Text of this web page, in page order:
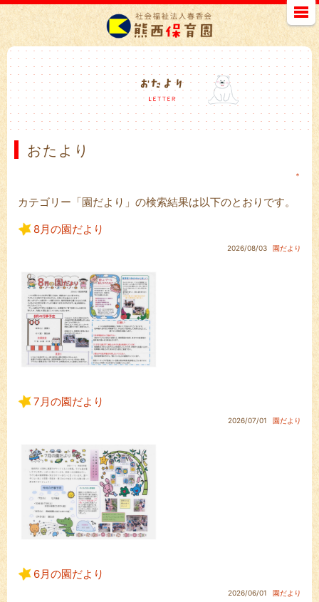
おたより
＊
カテゴリー「園だより」の検索結果は以下のとおりです。
8月の園だより
2026/08/03 園だより
7月の園だより
2026/07/01 園だより
6月の園だより
2026/06/01 園だより